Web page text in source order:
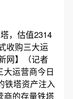
，估值2314
收购三大运
网】（记者
运营商今日
铁塔资产注入
商的存量铁塔